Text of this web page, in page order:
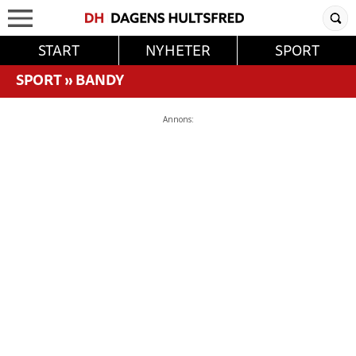
START NYHETER
SPORT
SPORT»BANDY
Annons: